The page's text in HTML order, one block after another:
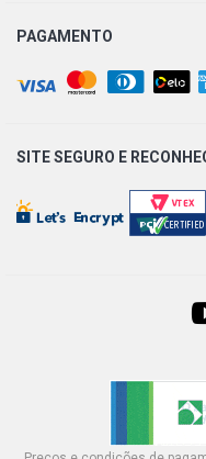
PAGAMENTO
SITE SEGURO E